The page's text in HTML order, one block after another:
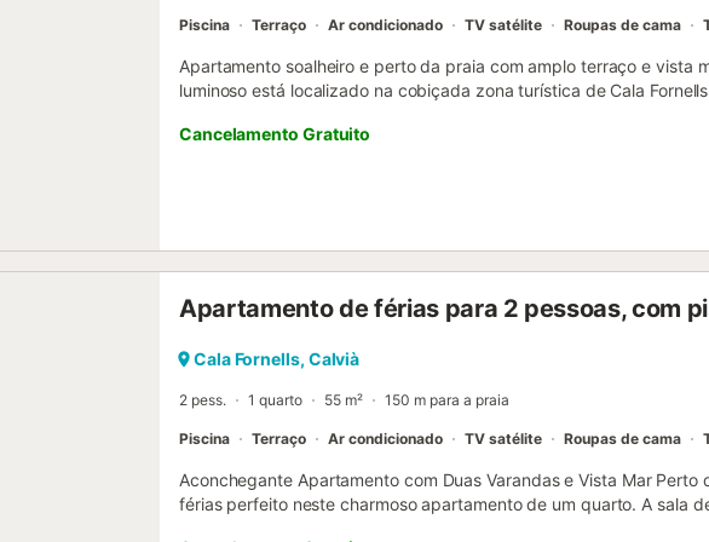
Piscina Terraço Ar condicionado TV satélite Roupas de cama
Apartamento soalheiro e perto da praia com amplo terraço e vista
luminoso está localizado na cobiçada zona turística de Cala
por cima dos telhados do complexo. O apartamento oferece uma
aberto e inundada de luz, com uma cozinha moderna adjacente.
desfrutar do ambiente mediterrânico. A vista para o mar
equipado com uma confortável cama de casal, também oferece
comunitária com restaurante adjacente e vista mar, ficam a poucos
março) completam a oferta. A localização ideal torna o ...
Cancelamento Gratuito
Apartamento de férias para 2 pessoas, com
Cala Fornells, Calvià
2 pess. 1 quarto 55 m² 150 m para a praia
Piscina Terraço Ar condicionado TV satélite Roupas de cama
Aconchegante Apartamento com Duas Varandas e Vista Mar
férias perfeito neste charmoso apartamento de um quarto. A sala